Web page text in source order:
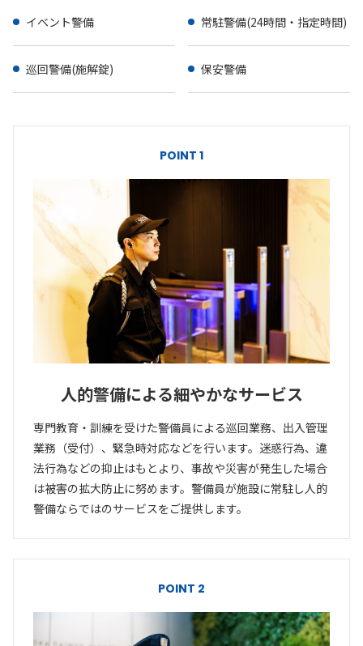
イベント警備 常駐警備(24時間・指定時間)
巡回警備(施解錠) 保安警備
POINT 1
人的警備による細やかなサービス
専門教育・訓練を受けた警備員による巡回業務、出入管理
業務（受付）、緊急時対応などを行います。迷惑行為、違
法行為などの抑止はもとより、事故や災害が発生した場合
は被害の拡大防止に努めます。警備員が施設に常駐し人的
警備ならではのサービスをご提供します。
POINT 2